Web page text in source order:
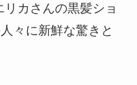
カさんの黒髪ショ
々に新鮮な驚きと